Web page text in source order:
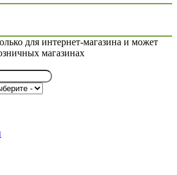
для интернет-магазина и может
магазинах